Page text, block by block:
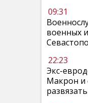
09:31
военных
22:23
Экс-
Макрон и